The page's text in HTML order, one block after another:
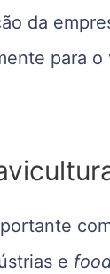
da
para o
e